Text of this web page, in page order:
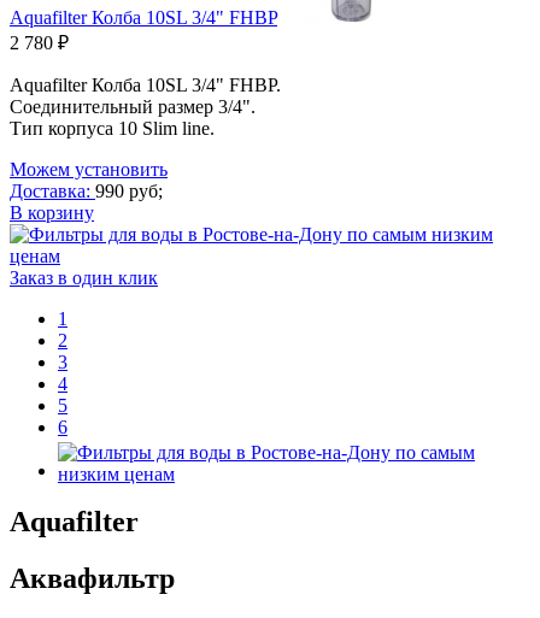
Aquafilter Колба 10SL 3/4" FHBP
2 780 ₽
Aquafilter Колба 10SL 3/4" FHBP.
Соединительный размер 3/4".
Тип корпуса 10 Slim line.
Можем установить
Доставка: 990 руб;
В корзину
Заказ в один клик
1
2
3
4
5
6
Aquafilter
Аквафильтр